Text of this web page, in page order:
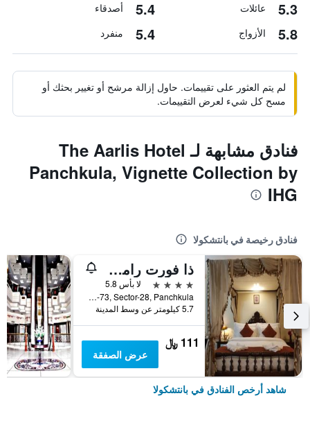
5.3 عائلات 5.4 أصدقاء
5.8 الأزواج 5.4 منفرد
لم يتم العثور على تقييمات. حاول إزالة مرشح أو تغيير بحثك أو
مسح كل شيء لعرض التقييمات.
فنادق مشابهة لـ The Aarlis Hotel
Panchkula, Vignette Collection by
IHG
فنادق رخيصة في بانتشكولا
ذا فورت رامجراه
4 نجوم
لا بأس 5.8
NH-73, Sector-28, Panchkula, بانتشكولا, الهند
5.7 كيلومتر عن وسط المدينة
111 ﷼
عرض الصفقة
شاهد أرخص الفنادق في بانتشكولا